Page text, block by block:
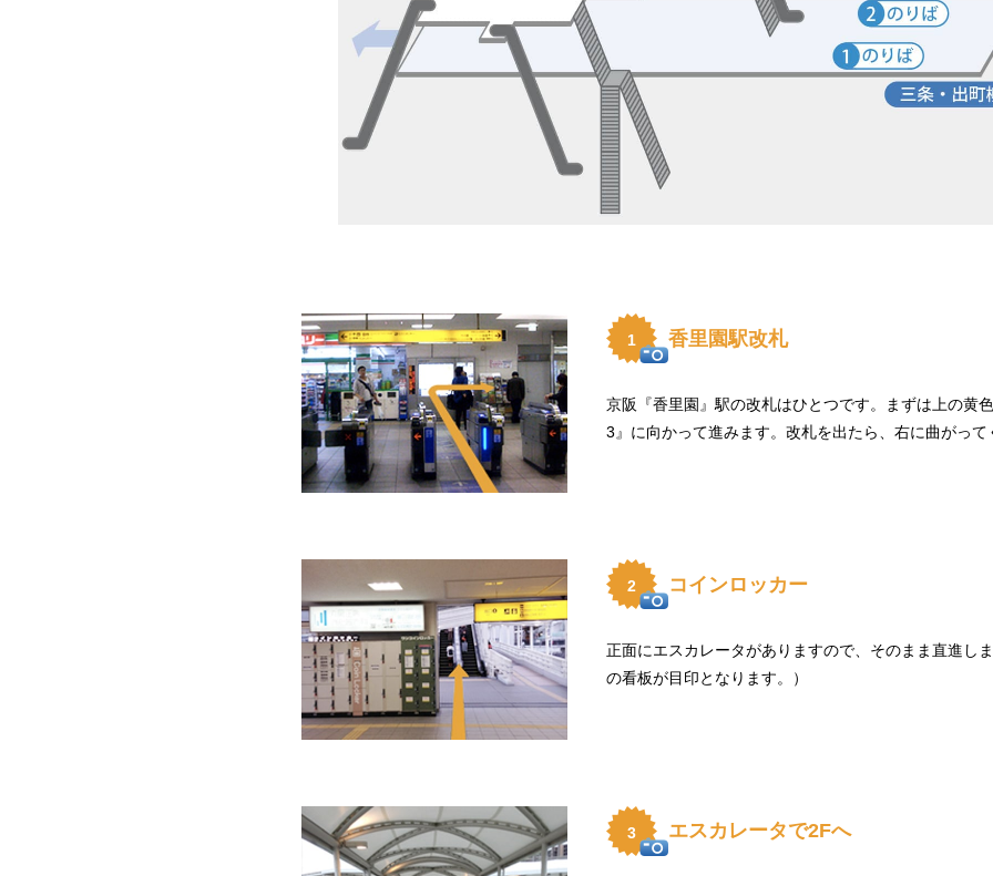
1 香里園駅改札
京阪『香里園』駅の改札はひとつです。まずは上の黄
3』に向かって進みます。改札を出たら、右に曲がって
2 コインロッカー
正面にエスカレータがありますので、そのまま直進し
の看板が目印となります。）
3 エスカレータで2Fへ